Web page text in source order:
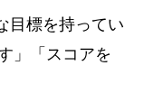
目標を持ってい
」「スコアを